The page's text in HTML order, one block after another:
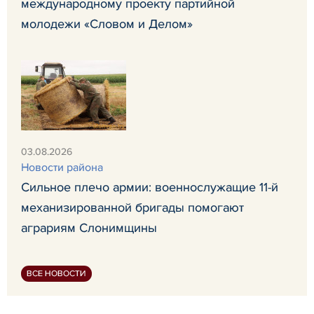
международному проекту партийной
молодежи «Словом и Делом»
03.08.2026
Новости района
Сильное плечо армии: военнослужащие 11-й
механизированной бригады помогают
аграриям Слонимщины
ВСЕ НОВОСТИ